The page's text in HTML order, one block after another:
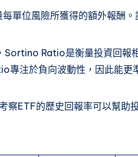
單位風險所獲得的額外報酬
Sortino Ratio是衡量投資回報
注於負向波動性，因此能更
考察ETF的歷史回報率可以幫助